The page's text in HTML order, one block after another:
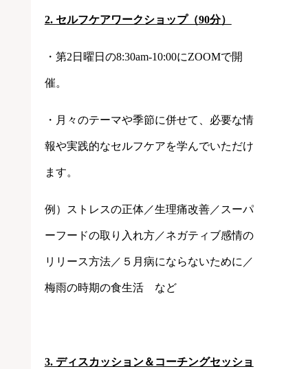
2. セルフケアワークショップ（90分）
・第2日曜日の8:30am-10:00にZOOMで開
催。
・月々のテーマや季節に併せて、必要な情
報や実践的なセルフケアを学んでいただけ
ます。
例）ストレスの正体／生理痛改善／スーパ
ーフードの取り入れ方／ネガティブ感情の
リリース方法／５月病にならないために／
梅雨の時期の食生活 など
3. ディスカッション＆コーチングセッショ